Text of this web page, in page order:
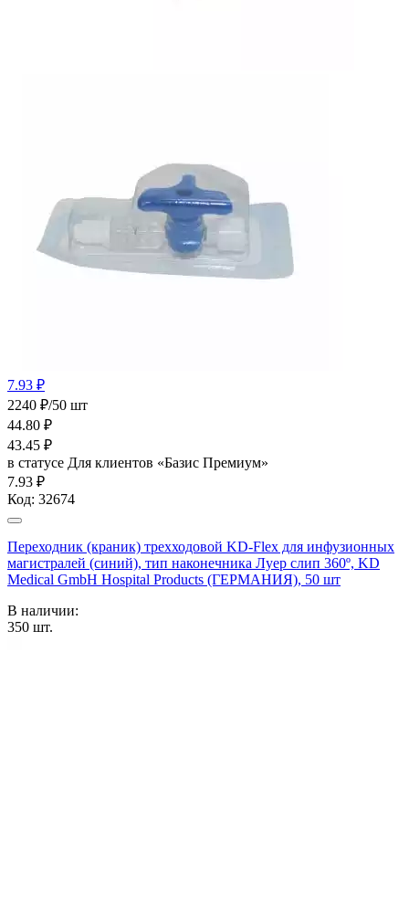
7.93 ₽
2240 ₽/50 шт
44.80 ₽
43.45 ₽
в статусе Для клиентов «Базис Премиум»
7.93 ₽
Код: 32674
Переходник (краник) трехходовой KD-Flex для инфузионных
магистралей (синий), тип наконечника Луер слип 360º, KD
Medical GmbH Hospital Products (ГЕРМАНИЯ), 50 шт
В наличии:
350 шт.